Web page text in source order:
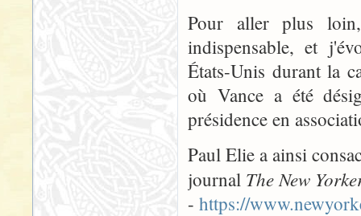
Pour aller plus
indispensable, et
États-Unis durant la
où Vance a été
présidence en
Paul Elie a ainsi
journal The New
- https://